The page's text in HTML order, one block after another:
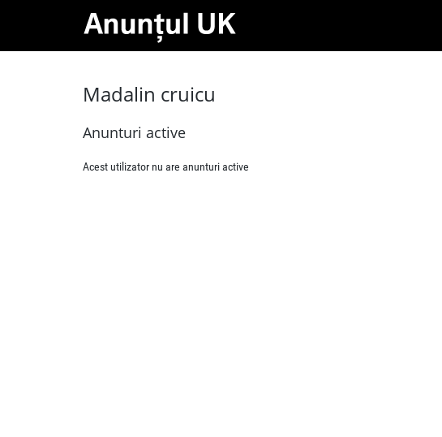
Madalin cruicu
Anunturi active
Acest utilizator nu are anunturi active